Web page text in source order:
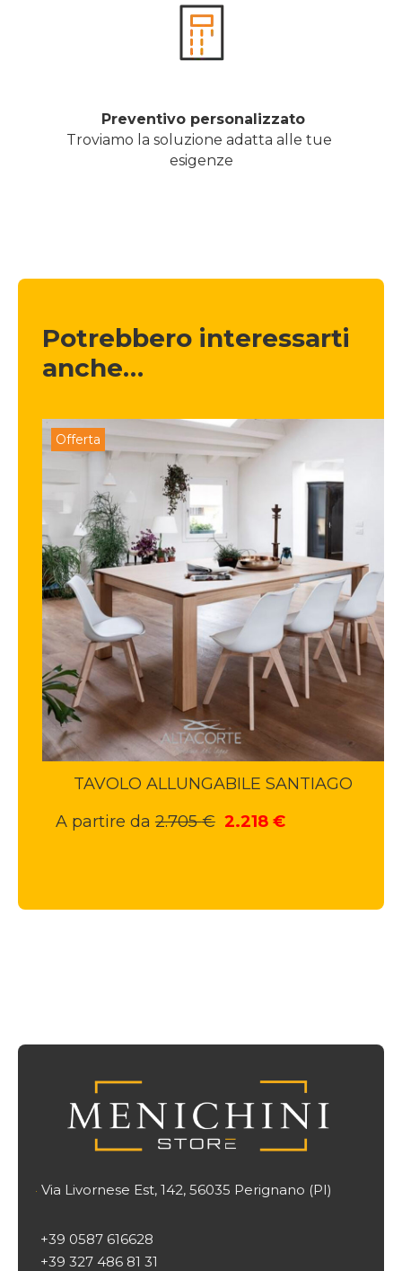
Preventivo personalizzato
Troviamo la soluzione adatta alle tue
esigenze
Potrebbero interessarti
anche…
Offerta
TAVOLO ALLUNGABILE SANTIAGO
A partire da2.705€ Il2.218 €Il
Via Livornese Est, 142, 56035 Perignano (PI)
+39 0587 616628
+39 327 486 81 31